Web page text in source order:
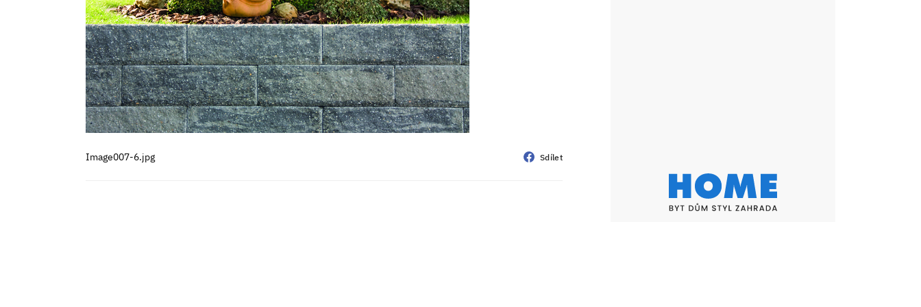
Image007-6.jpg Sdílet